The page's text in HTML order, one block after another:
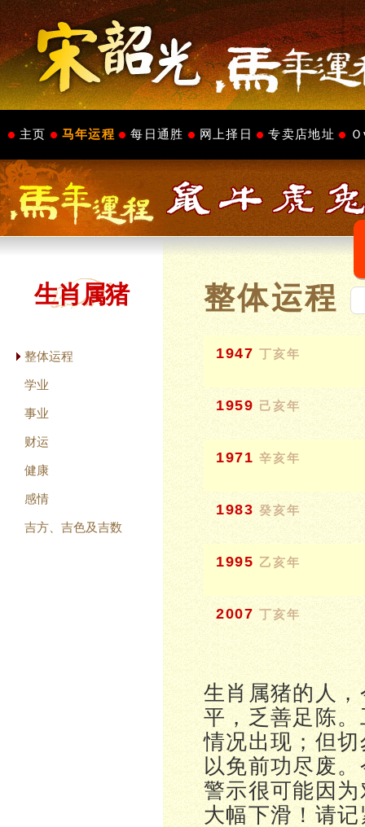
主页 马年运程 每日通胜 网上择日 专卖店地址
生肖属猪
整体运程
学业
事业
财运
健康
感情
吉方、吉色及吉数
整体运程
1947丁亥年
1959己亥年
1971辛亥年
1983癸亥年
1995 乙亥年
2007丁亥年
生肖属猪的人
平，乏善足陈
情况出现；但
以免前功尽废
警示很可能因
大幅下滑！请